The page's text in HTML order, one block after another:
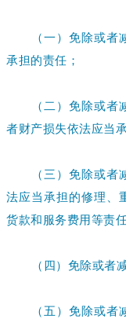
（一）免除或
承担的责任；
（二）免除或
者财产损失依法应当
（三）免除或
法应当承担的修理、
货款和服务费用等责任
（四）免除或者
（五）免除或